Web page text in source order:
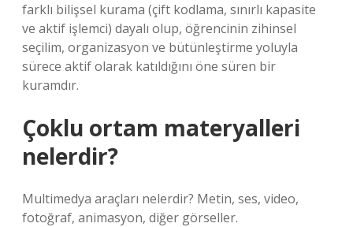
farklı bilişsel kurama (çift kodlama, sınırlı kapasite
ve aktif işlemci) dayalı olup, öğrencinin zihinsel
seçilim, organizasyon ve bütünleştirme yoluyla
sürece aktif olarak katıldığını öne süren bir
kuramdır.
Çoklu ortam materyalleri
nelerdir?
Multimedya araçları nelerdir? Metin, ses, video,
fotoğraf, animasyon, diğer görseller.